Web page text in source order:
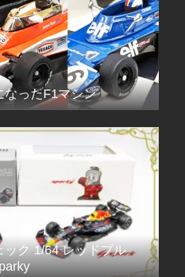
なったF1マシン
ク 1/64 レッドブル